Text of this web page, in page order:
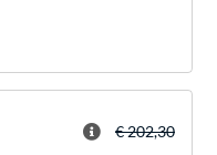
€ 202,30